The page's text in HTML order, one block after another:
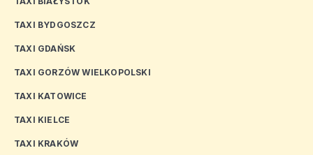
TAXI BYDGOSZCZ
TAXI GDAŃSK
TAXI GORZÓW WIELKOPOLSKI
TAXI KATOWICE
TAXI KIELCE
TAXI KRAKÓW